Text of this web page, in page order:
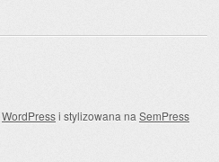
WordPressi stylizowana naSemPress